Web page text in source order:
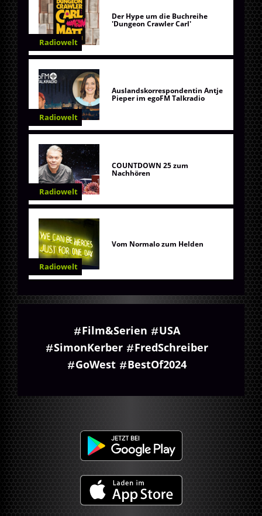
Radiowelt
Der Hype um die Buchreihe
'Dungeon Crawler Carl'
Radiowelt
Auslandskorrespondentin Antje
Pieper im egoFM Talkradio
Radiowelt
COUNTDOWN 25 zum
Nachhören
Radiowelt
Vom Normalo zum Helden
Film&Serien
USA
SimonKerber
FredSchreiber
GoWest
BestOf2024